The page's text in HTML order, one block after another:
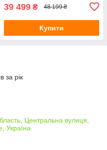
39 499 ₴ 48 199 ₴
Купити
за рік
Центральна вулиця,
Україна